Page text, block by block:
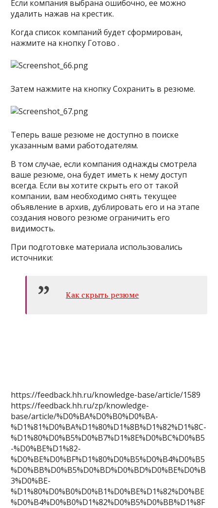
Если компания выбрана ошибочно, ее можно
удалить нажав на крестик.
Когда список компаний будет сформирован,
нажмите на кнопку Готово .
Затем нажмите на кнопку Сохранить в резюме.
Теперь ваше резюме не доступно в поиске
указанным вами работодателям.
В том случае, если компания однажды смотрела
ваше резюме, она будет иметь к нему доступ
всегда. Если вы хотите скрыть его от такой
компании, вам необходимо снять текущее
объявление в архив, дублировать его и на этапе
создания нового резюме ограничить его
видимость.
При подготовке материала использовались
источники:
Как скрыть резюме
https://feedback.hh.ru/knowledge-base/article/1589
https://feedback.hh.ru/zp/knowledge-
base/article/%D0%BA%D0%B0%D0%BA-
%D1%81%D0%BA%D1%80%D1%8B%D1%82%D1%8C-
%D1%80%D0%B5%D0%B7%D1%8E%D0%BC%D0%B5
-%D0%BE%D1%82-
%D0%BE%D0%BF%D1%80%D0%B5%D0%B4%D0%B5
%D0%BB%D0%B5%D0%BD%D0%BD%D0%BE%D0%B
3%D0%BE-
%D1%80%D0%B0%D0%B1%D0%BE%D1%82%D0%BE
%D0%B4%D0%B0%D1%82%D0%B5%D0%BB%D1%8F